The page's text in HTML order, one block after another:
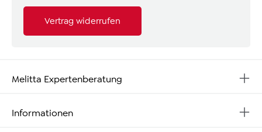
Vertrag widerrufen
Melitta Expertenberatung
Informationen